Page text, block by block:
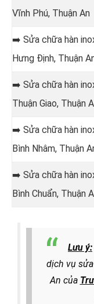
Vĩnh Phú, Thuận An
➡️ Sửa chữa hàn
Hưng Định, Thuận
➡️ Sửa chữa hàn
Thuận Giao, Thuận
➡️ Sửa chữa hàn
Bình Nhâm, Thuận
➡️ Sửa chữa hàn
Bình Chuẩn, Thuận
Lưu ý:
dịch vụ
An của